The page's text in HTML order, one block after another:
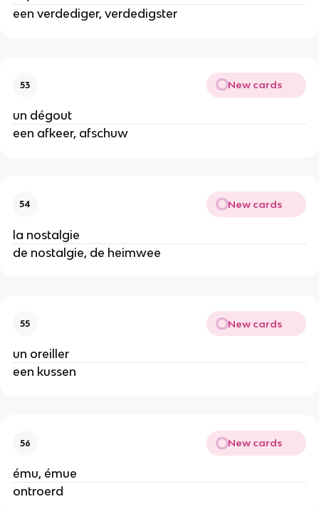
een verdediger, verdedigster
53 New cards
un dégout
een afkeer, afschuw
54 New cards
la nostalgie
de nostalgie, de heimwee
55 New cards
un oreiller
een kussen
56 New cards
ému, émue
ontroerd